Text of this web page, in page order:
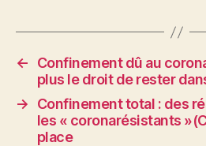
←
Confinement dû au
plus le droit de rester
→
Confinement total : des
les « coronarésistants
place